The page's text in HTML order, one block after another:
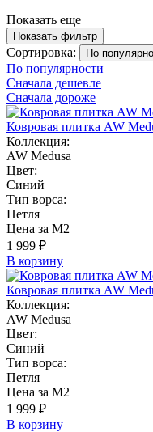
Показать еще
Показать фильтр
Сортировка: По
По популярности
Сначала дешевле
Сначала дороже
Ковровая плитка AW
Коллекция:
AW Medusa
Цвет:
Синий
Тип ворса:
Петля
Цена за М2
1 999 ₽
В корзину
Ковровая плитка AW
Коллекция:
AW Medusa
Цвет:
Синий
Тип ворса:
Петля
Цена за М2
1 999 ₽
В корзину